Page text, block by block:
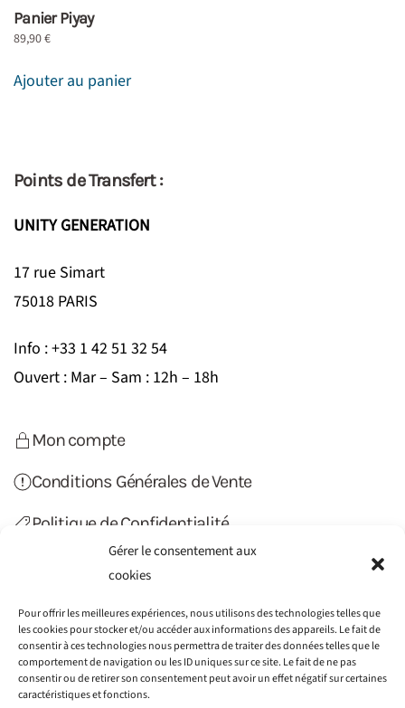
Gérer le consentement aux
cookies
Pour offrir les meilleures expériences, nous utilisons des technologies telles que
les cookies pour stocker et/ou accéder aux informations des appareils. Le fait de
consentir à ces technologies nous permettra de traiter des données telles que le
comportement de navigation ou les ID uniques sur ce site. Le fait de ne pas
consentir ou de retirer son consentement peut avoir un effet négatif sur certaines
caractéristiques et fonctions.
Panier Piyay
89,90€
Ajouter au panier
Points de Transfert :
UNITY GENERATION
17 rue Simart
75018 PARIS
Info : +33 1 42 51 32 54
Ouvert : Mar – Sam : 12h – 18h
Mon compte
Conditions Générales de Vente
Politique de Confidentialité
Politique de Cookies (UE)
Contact